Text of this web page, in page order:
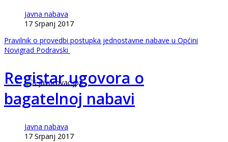
Javna nabava
17 Srpanj 2017
Pravilnik o provedbi postupka jednostavne nabave u Općini
Novigrad Podravski
Registar ugovora o
bagatelnoj nabavi
Javna nabava
17 Srpanj 2017